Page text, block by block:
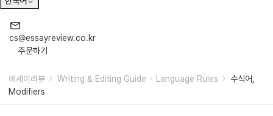
cs@essayreview.co.kr
주문하기
에세이리뷰 Writing & Editing Guide Language Rules
수식어,
Modifiers